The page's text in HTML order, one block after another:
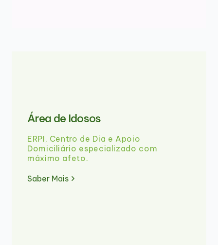
Área de Idosos
ERPI, Centro de Dia e Apoio
Domiciliário especializado com
máximo afeto.
Saber Mais